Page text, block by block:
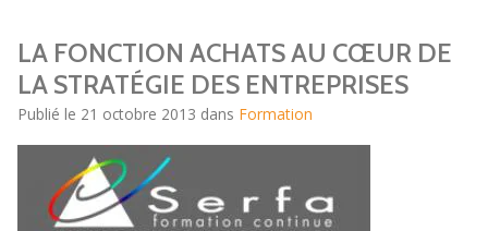
LA FONCTION ACHATS AU CŒUR DE
LA STRATÉGIE DES ENTREPRISES
Publié le 21 octobre 2013 dans Formation